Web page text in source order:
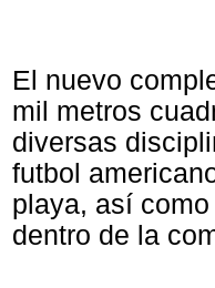
El nuevo
mil metros
diversas
futbol
playa, así
dentro de la